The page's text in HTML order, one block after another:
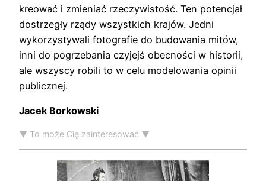
kreować i zmieniać rzeczywistość. Ten potencjał
dostrzegły rządy wszystkich krajów. Jedni
wykorzystywali fotografie do budowania mitów,
inni do pogrzebania czyjejś obecności w historii,
ale wszyscy robili to w celu modelowania opinii
publicznej.
Jacek Borkowski
▼ To może Cię zainteresować ▼